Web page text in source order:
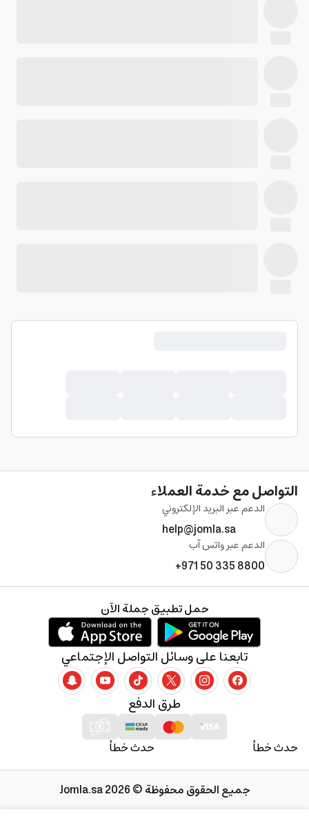
التواصل مع خدمة العملاء
الدعم عبر البريد الإلكتروني
help@jomla.sa
الدعم عبر واتس آب
+971 50 335 8800
حدث خطأ حدث خطأ
طرق الدفع
تابعنا على وسائل التواصل الإجتماعي
حمل تطبيق جملة الآن
جميع الحقوق محفوظة © 2026 Jomla.sa